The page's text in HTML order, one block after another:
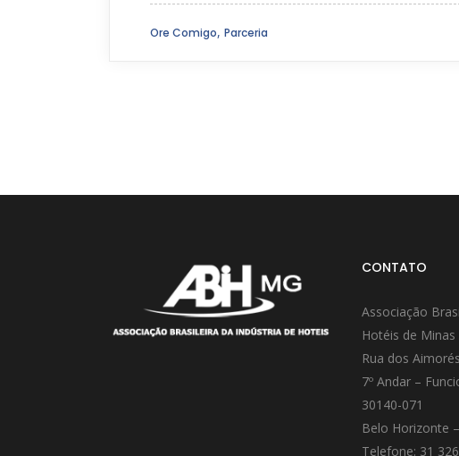
Ore Comigo, Parceria
CONTATO
Associação
Hotéis de Minas
Rua dos
7º Andar –
30140-071
Belo Horizonte
Telefone: 31